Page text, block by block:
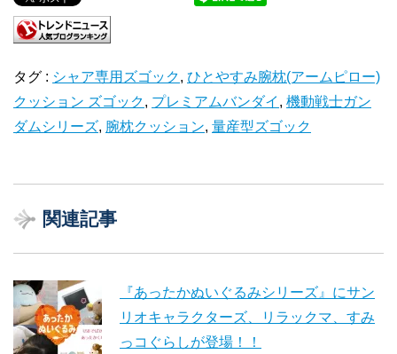
タグ : シャア専用ズゴック, ひとやすみ腕枕(アームピロー)
クッション ズゴック, プレミアムバンダイ , 機動戦士ガン
ダムシリーズ, 腕枕クッション, 量産型ズゴック
関連記事
『あったかぬいぐるみシリーズ』にサン
リオキャラクターズ、リラックマ、すみ
っコぐらしが登場！！